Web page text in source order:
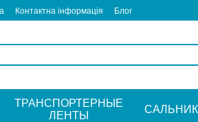
Контактна інформація Блог
ТРАНСПОРТЕРНЫЕ
ЛЕНТЫ